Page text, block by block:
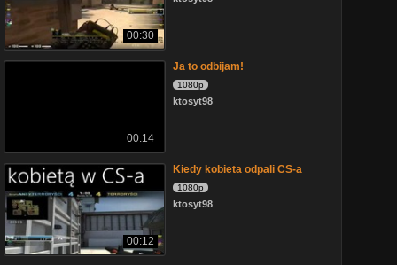
00:30
00:14
Ja to odbijam!
1080p
ktosyt98
00:12
Kiedy kobieta odpali CS-a
1080p
ktosyt98